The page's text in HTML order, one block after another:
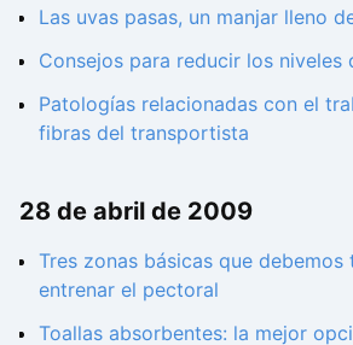
Las uvas pasas, un manjar lleno
Consejos para reducir los niveles
Patologías relacionadas con el
fibras del transportista
28 de abril de 2009
Tres zonas básicas que debemos
entrenar el pectoral
Toallas absorbentes: la mejor